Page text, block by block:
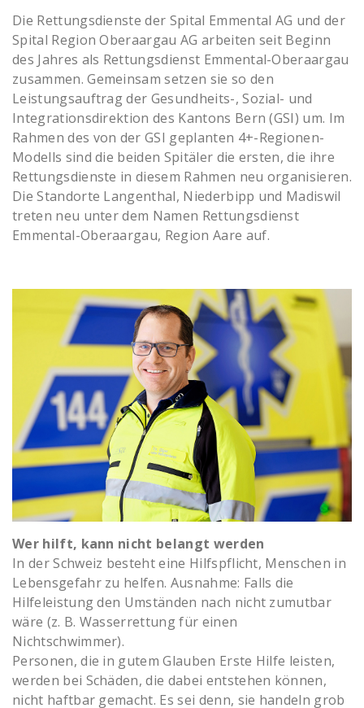
Die Rettungsdienste der Spital Emmental AG und der
Spital Region Oberaargau AG arbeiten seit Beginn
des Jahres als Rettungsdienst Emmental-Oberaargau
zusammen. Gemeinsam setzen sie so den
Leistungsauftrag der Gesundheits-, Sozial- und
Integrationsdirektion des Kantons Bern (GSI) um. Im
Rahmen des von der GSI geplanten 4+-Regionen-
Modells sind die beiden Spitäler die ersten, die ihre
Rettungsdienste in diesem Rahmen neu organisieren.
Die Standorte Langenthal, Niederbipp und Madiswil
treten neu unter dem Namen Rettungsdienst
Emmental-Oberaargau, Region Aare auf.
Wer hilft, kann nicht belangt werden
In der Schweiz besteht eine Hilfspflicht, Menschen in
Lebensgefahr zu helfen. Ausnahme: Falls die
Hilfeleistung den Umständen nach nicht zumutbar
wäre (z. B. Wasserrettung für einen
Nichtschwimmer).
Personen, die in gutem Glauben Erste Hilfe leisten,
werden bei Schäden, die dabei entstehen können,
nicht haftbar gemacht. Es sei denn, sie handeln grob